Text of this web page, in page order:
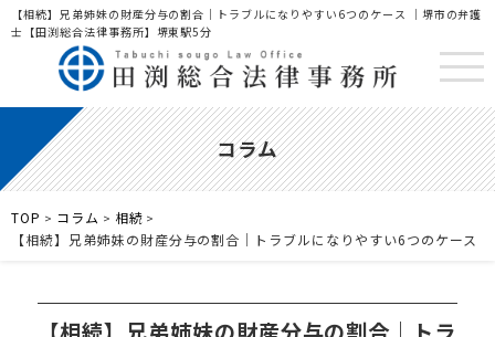
【相続】兄弟姉妹の財産分与の割合｜トラブルになりやすい6つのケース ｜堺市の弁護
士【田渕総合法律事務所】堺東駅5分
コラム
TOP > コラム > 相続 >
【相続】兄弟姉妹の財産分与の割合｜トラブルになりやすい6つのケース